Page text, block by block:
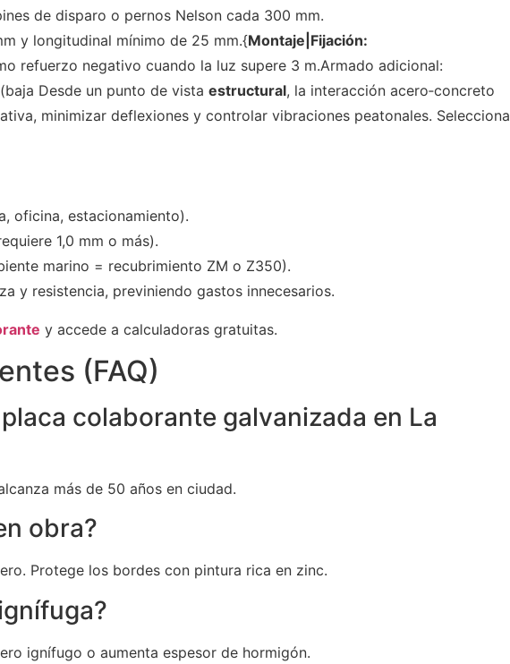
de disparo o pernos Nelson cada 300 mm.
y longitudinal mínimo de 25 mm.{Montaje|Fijación:
refuerzo negativo cuando la luz supere 3 m.Armado adicional:
(baja Desde un punto de vistaestructural, la interacción acero‑concreto
minimizar deflexiones y controlar vibraciones peatonales. Selecciona
oficina, estacionamiento).
1,0 mm o más).
marino = recubrimiento ZM o Z350).
y resistencia, previniendo gastos innecesarios.
y accede a calculadoras gratuitas.
(FAQ)
colaborante galvanizada en La
más de 50 años en ciudad.
obra?
Protege los bordes con pintura rica en zinc.
ignífugo o aumenta espesor de hormigón.